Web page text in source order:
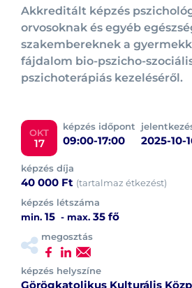
Akkreditált képzés
orvosoknak és egyéb
szakembereknek a
fájdalom bio-pszicho-
pszichoterápiás kezeléséről.
OKT
17
képzés időpont
09:00-17:00 2025-10-
képzés díja
40 000 Ft (tartalmaz étkezést)
képzés létszáma
min. 15 - max. 35 fő
megosztás
képzés helyszíne
Görögkatolikus Kulturális